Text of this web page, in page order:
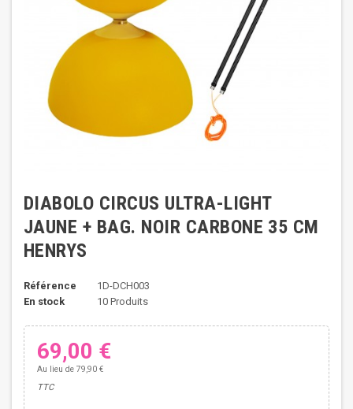
DIABOLO CIRCUS ULTRA-LIGHT
JAUNE + BAG. NOIR CARBONE 35 CM
HENRYS
Référence
1D-DCH003
En stock
10 Produits
69,00 €
Au lieu de 79,90 €
TTC